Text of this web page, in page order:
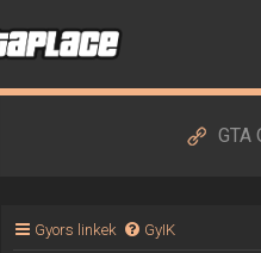
GTA
Gyors linkek GyIK